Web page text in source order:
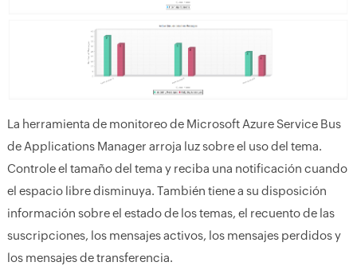
La herramienta de monitoreo de Microsoft Azure Service Bus
de Applications Manager arroja luz sobre el uso del tema.
Controle el tamaño del tema y reciba una notificación cuando
el espacio libre disminuya. También tiene a su disposición
información sobre el estado de los temas, el recuento de las
suscripciones, los mensajes activos, los mensajes perdidos y
los mensajes de transferencia.